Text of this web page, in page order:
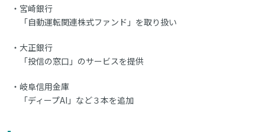
宮崎銀行
「自動運転関連株式ファンド」を取り扱い
大正銀行
「投信の窓口」のサービスを提供
岐阜信用金庫
「ディープAI」など３本を追加